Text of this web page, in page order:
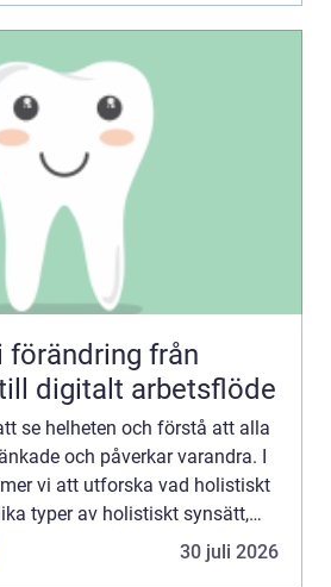
från
digitalt arbetsflöde
se helheten och förstå att alla
och påverkar varandra. I
vi att utforska vad holistiskt
typer av holistiskt synsätt,
inom detta område, ski...
30 juli 2026